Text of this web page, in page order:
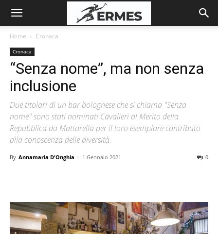
Home Cronaca
Cronaca
“Senza nome”, ma non senza
inclusione
Due titolari di un bar bolognese che si chiama "Senza
nome" sono stati nominati Cavalieri al Merito della
Repubblica da Mattarella per il loro esemplare contributo
alla conoscenza delle diversità.
By Annamaria D'Onghia - 1 Gennaio 2021 0